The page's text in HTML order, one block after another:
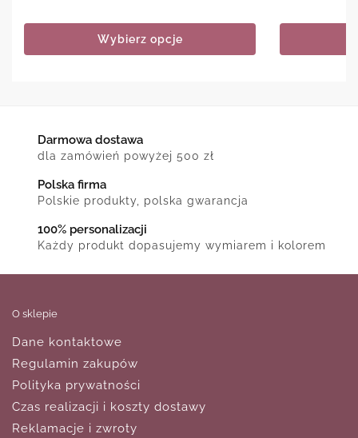
Wybierz opcje
Darmowa dostawa
dla zamówień powyżej 500 zł
Polska firma
Polskie produkty, polska gwarancja
100% personalizacji
Każdy produkt dopasujemy wymiarem i kolorem
O sklepie
Dane kontaktowe
Regulamin zakupów
Polityka prywatności
Czas realizacji i koszty dostawy
Reklamacje i zwroty